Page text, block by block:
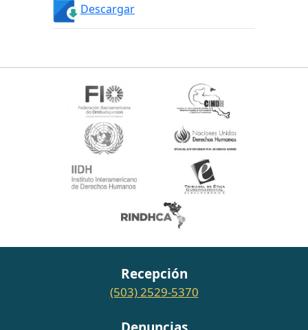
Descargar
Recepción
(503) 2529-5370